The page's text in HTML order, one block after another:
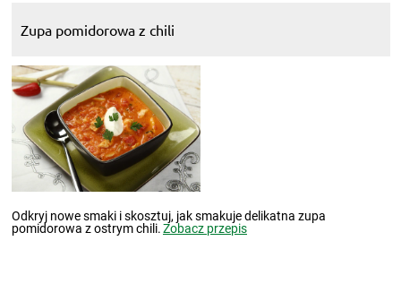
Zupa pomidorowa z chili
Odkryj nowe smaki i skosztuj, jak smakuje delikatna zupa
pomidorowa z ostrym chili.Zobacz przepis